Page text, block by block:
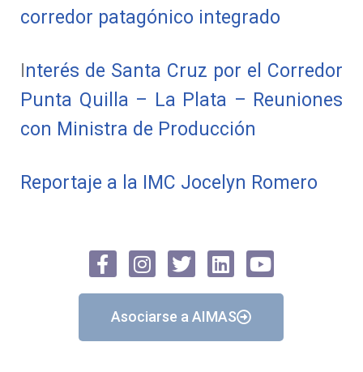
corredor patagónico integrado
Interés de Santa Cruz por el Corredor
Punta Quilla – La Plata – Reuniones
con Ministra de Producción
Reportaje a la IMC Jocelyn Romero
Asociarse a AIMAS